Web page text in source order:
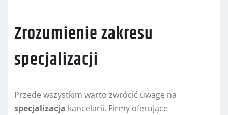
Zrozumienie zakresu
specjalizacji
Przede wszystkim warto zwrócić uwagę na
specjalizacja kancelarii. Firmy oferujące